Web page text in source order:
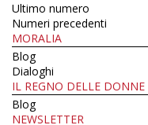
Ultimo numero
Numeri precedenti
MORALIA
Blog
Dialoghi
IL REGNO DELLE DONNE
Blog
NEWSLETTER